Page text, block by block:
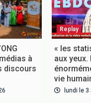
à
discours
Replay
« les
aux yeux.
vie
lundi le